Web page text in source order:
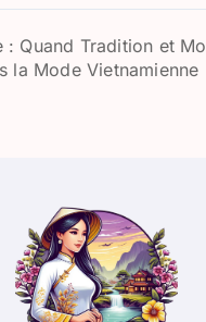
: Quand Tradition et
la Mode Vietnamienne